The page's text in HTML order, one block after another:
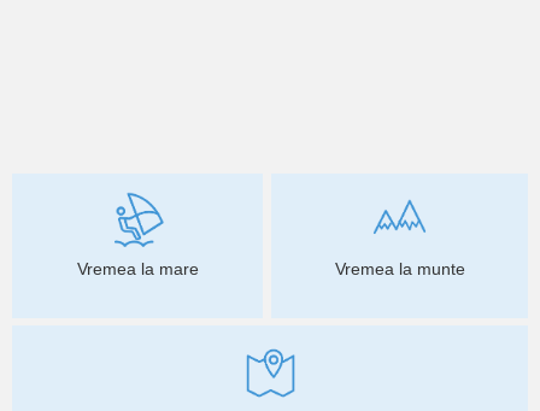
Vremea la mare Vremea la munte